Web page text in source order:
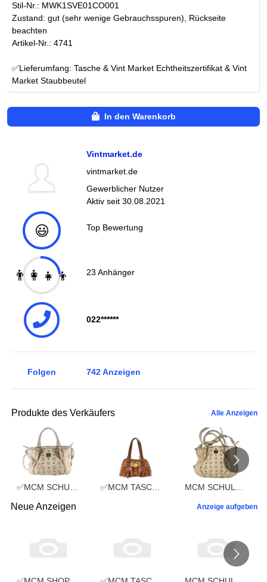
Stil-Nr.: MWK1SVE01CO001
Zustand: gut (sehr wenige Gebrauchsspuren), Rückseite
beachten
Artikel-Nr.: 4741
✅Lieferumfang: Tasche & Vint Market Echtheitszertifikat & Vint
Market Staubbeutel
In den Warenkorb
Vintmarket.de
vintmarket.de
Gewerblicher Nutzer
Aktiv seit 30.08.2021
😃 Top Bewertung
👨‍👩‍👧‍👦 23 Anhänger
022******
Folgen 742Anzeigen
Produkte des Verkäufers Alle Anzeigen
Neue Anzeigen Anzeige aufgeben